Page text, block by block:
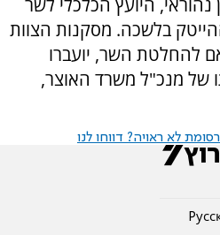
נהוראי, היועץ הכלכלי לשר
בלשכה. מסקנות הצוות
להחלטת השר, יועברו
של מנכ"ל משרד האוצר,
לא ראויה? דווחו לנו